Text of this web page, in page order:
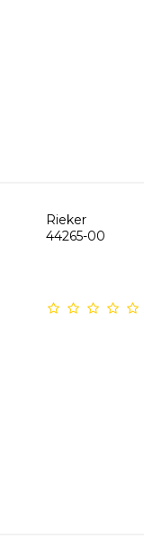
Rieker
44265-00